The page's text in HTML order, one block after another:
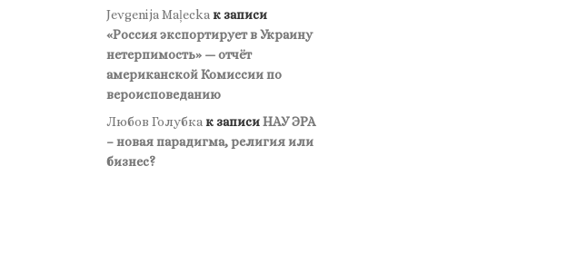
Jevgenija Maļecka к записи
«Россия экспортирует в Украину
нетерпимость» — отчёт
американской Комиссии по
вероисповеданию
Любов Голубкак записиНАУ ЭРА
– новая парадигма, религия или
бизнес?